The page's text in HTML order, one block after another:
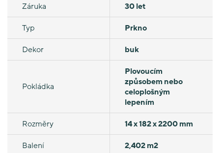
Záruka 30 let
Typ Prkno
Dekor buk
Pokládka
Plovoucím
způsobem nebo
celoplošným
lepením
Rozměry 14 x 182 x 2200 mm
Balení 2,402 m2